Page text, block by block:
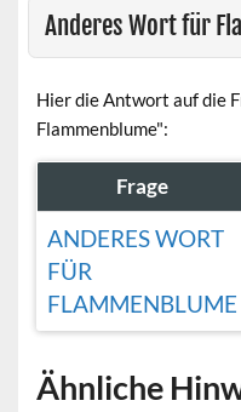
Anderes Wort für
Hier die Antwort auf die
Flammenblume":
Frage
ANDERES WORT
FÜR
FLAMMENBLUME
Ähnliche